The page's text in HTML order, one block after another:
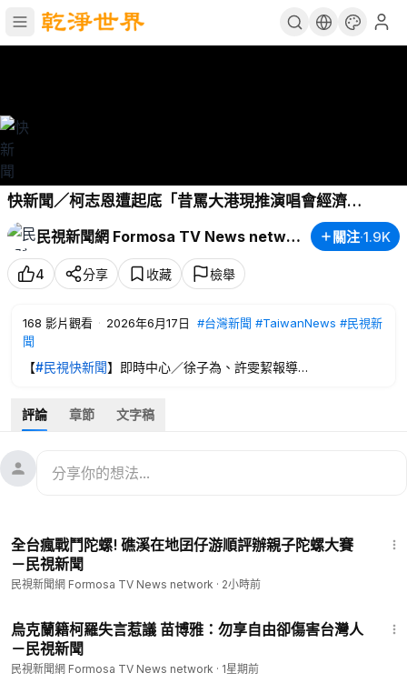
快新聞／柯志恩遭起底「昔罵大港現推演唱會經濟
2.0」 陳其邁回應了－民視新聞
民視新聞網 Formosa TV News network
關注·1.9K
4 分享 收藏 檢舉
168 影片觀看 · 2026年6月17日 #台灣新聞 #TaiwanNews #民視新
聞
【#民視快新聞】即時中心／徐子為、許雯絜報導
年底九合一大選，國民黨高雄市長參選人柯志恩昨（16）日在發
「妳四年前可是痛罵大港、痛罵演唱會耶」，對此，高雄市長陳
其邁今（17）受訪指出，大港開唱是高雄精神的象徵，另也強
「不能說你喜歡它唱什麼歌、它講什麼話，你不喜歡你就把它禁
掉」。
#台灣新聞 #TaiwanNews #民視新聞 #FTV新聞
評論 章節 文字稿
全台瘋戰鬥陀螺! 礁溪在地囝仔游順評辦親子陀螺大賽
－民視新聞
民視新聞網 Formosa TV News network · 2小時前
烏克蘭籍柯羅失言惹議 苗博雅：勿享自由卻傷害台灣人
－民視新聞
民視新聞網 Formosa TV News network · 1星期前